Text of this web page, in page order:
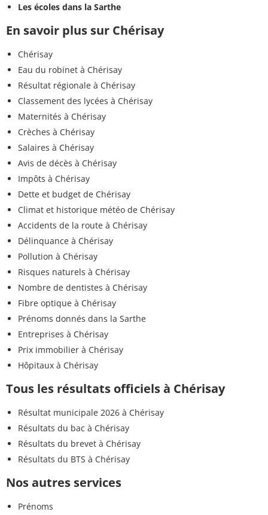
Les écoles dans la Sarthe
En savoir plus sur Chérisay
Chérisay
Eau du robinet à Chérisay
Résultat régionale à Chérisay
Classement des lycées à Chérisay
Maternités à Chérisay
Crèches à Chérisay
Salaires à Chérisay
Avis de décès à Chérisay
Impôts à Chérisay
Dette et budget de Chérisay
Climat et historique météo de Chérisay
Accidents de la route à Chérisay
Délinquance à Chérisay
Pollution à Chérisay
Risques naturels à Chérisay
Nombre de dentistes à Chérisay
Fibre optique à Chérisay
Prénoms donnés dans la Sarthe
Entreprises à Chérisay
Prix immobilier à Chérisay
Hôpitaux à Chérisay
Tous les résultats officiels à Chérisay
Résultat municipale 2026 à Chérisay
Résultats du bac à Chérisay
Résultats du brevet à Chérisay
Résultats du BTS à Chérisay
Nos autres services
Prénoms